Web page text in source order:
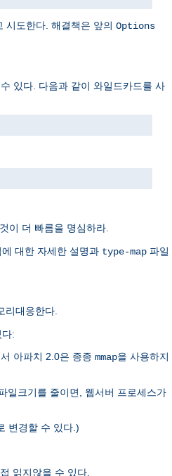
시도한다. 해결책은 앞의 Options
있다. 다음과 같이 와일드카드를 사
이 더 빠름을 명심하라.
대한 자세한 설명과 type-map 파일
리대응한다.
:
아파치 2.0은 종종 mmap을 사용하지
일크기를 줄이면, 웹서버 프로세스가
변경할 수 있다.)
읽지않을 수 있다.